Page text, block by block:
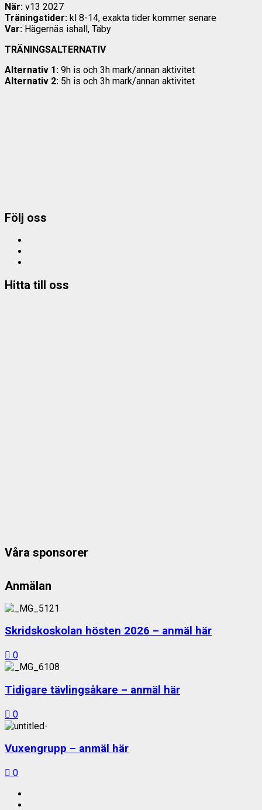
När: v13 2027
Träningstider: kl 8-14, exakta tider kommer senare
Var: Hägernäs ishall, Täby
TRÄNINGSALTERNATIV
Alternativ 1: 9h is och 3h mark/annan aktivitet
Alternativ 2: 5h is och 3h mark/annan aktivitet
Följ oss
Hitta till oss
Våra sponsorer
Anmälan
Skridskoskolan hösten 2026 – anmäl här
0
Tidigare tävlingsåkare – anmäl här
0
Vuxengrupp – anmäl här
0